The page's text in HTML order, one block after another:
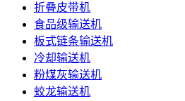
折叠皮带机
食品级输送机
板式链条输送机
冷却输送机
粉煤灰输送机
蛟龙输送机